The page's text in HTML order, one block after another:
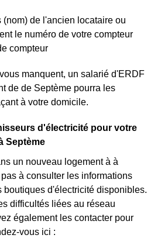
(nom) de l'ancien locataire ou
le numéro de votre compteur
compteur
manquent, un salarié d'ERDF
de de Septème pourra les
à votre domicile.
d'électricité pour votre
Septème
un nouveau logement à à
à consulter les informations
boutiques d'électricité disponibles.
difficultés liées au réseau
également les contacter pour
vous ici :